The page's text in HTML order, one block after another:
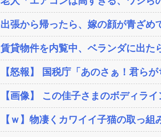
出張から帰ったら、嫁の顔が青ざ
賃貸物件を内覧中、ベランダに出
【怒報】 国税庁「あのさぁ！君ら
【画像】 この佳子さまのボディラ
【ｗ】物凄くカワイイ子猫の取っ組